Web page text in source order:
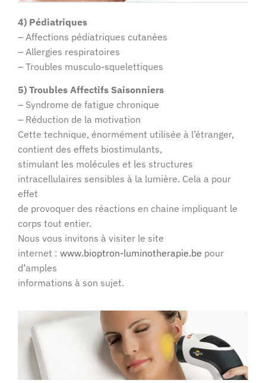
4) Pédiatriques
– Affections pédiatriques cutanées
– Allergies respiratoires
– Troubles musculo-squelettiques
5) Troubles Affectifs Saisonniers
– Syndrome de fatigue chronique
– Réduction de la motivation
Cette technique, énormément utilisée à l’étranger,
contient des effets biostimulants,
stimulant les molécules et les structures
intracellulaires sensibles à la lumière. Cela a pour
effet
de provoquer des réactions en chaine impliquant le
corps tout entier.
Nous vous invitons à visiter le site
internet : www.bioptron-luminotherapie.be pour
d’amples
informations à son sujet.